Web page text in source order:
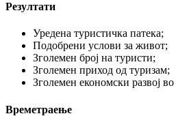
Резултати
Уредена туристичка патека;
Подобрени услови за живот;
Зголемен број на туристи;
Зголемен приход од туризам;
Зголемен економски развој
Времетраење